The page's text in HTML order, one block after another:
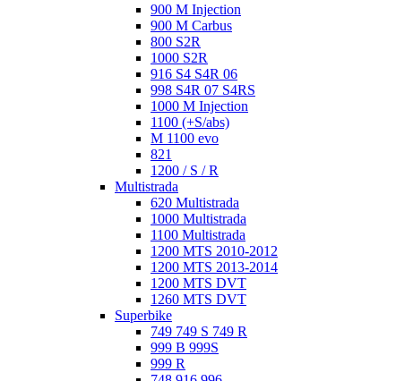
900 M Injection
900 M Carbus
800 S2R
1000 S2R
916 S4 S4R 06
998 S4R 07 S4RS
1000 M Injection
1100 (+S/abs)
M 1100 evo
821
1200 / S / R
Multistrada
620 Multistrada
1000 Multistrada
1100 Multistrada
1200 MTS 2010-2012
1200 MTS 2013-2014
1200 MTS DVT
1260 MTS DVT
Superbike
749 749 S 749 R
999 B 999S
999 R